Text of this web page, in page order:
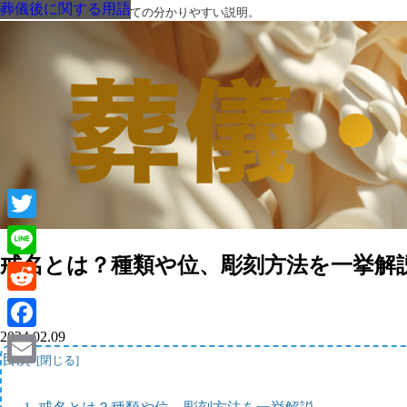
葬儀・葬式・法要についての分かりやすい説明。
戒名とは？種類や位、彫刻方法を一挙解
葬儀後に関する用語
2024.02.09
目次
葬儀後に関する用語
葬儀後に関する用語
葬儀後に関する用語
葬儀後に関する用語
葬儀後に関する用語
葬儀後に関する用語
Twitter
Line
Reddit
Facebook